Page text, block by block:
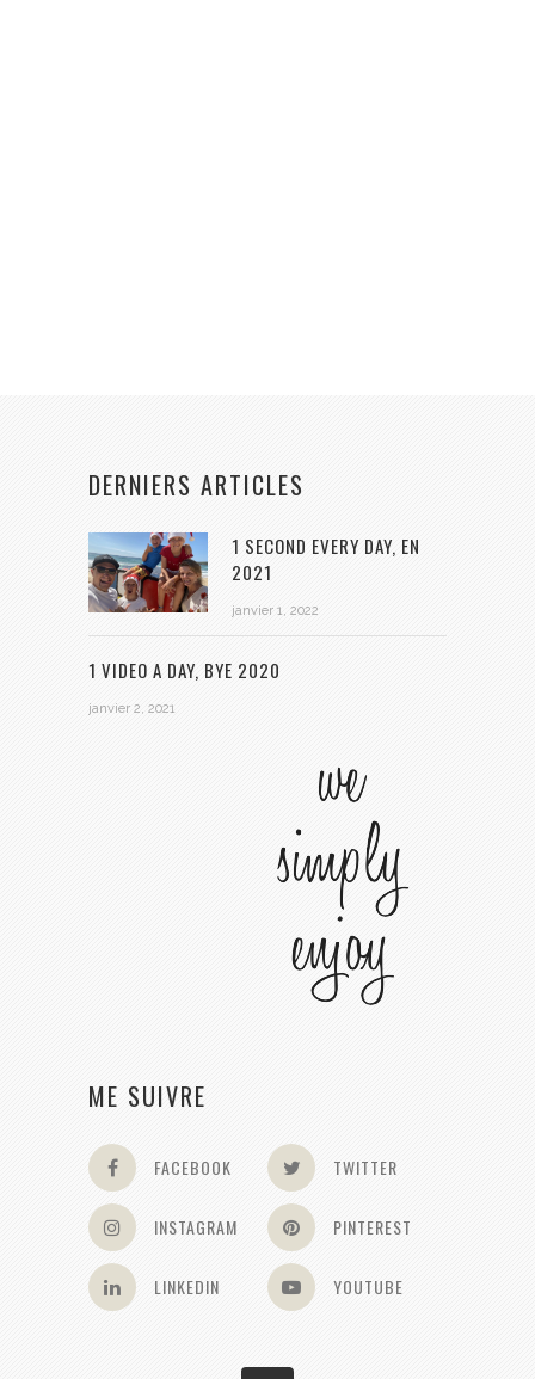
DERNIERS ARTICLES
1 SECOND EVERY DAY, EN
2021
janvier 1, 2022
1 VIDEO A DAY, BYE 2020
janvier 2, 2021
ME SUIVRE
FACEBOOK TWITTER
INSTAGRAM PINTEREST
LINKEDIN YOUTUBE